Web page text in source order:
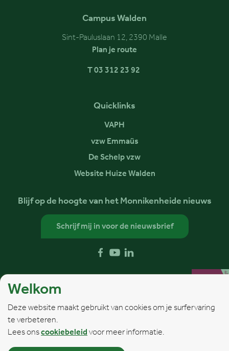
Campus Walden
Sint-Pauluslaan 12, 2390 Malle
Plan je route
T 03 312 23 92
Quicklinks
VAPH
vzw Emmaüs
De Schelp vzw
Website Huize Walden
Blijf op de hoogte van het Monnikenheide nieuws
Schrijf mij in voor de nieuwsbrief
Volg ons op
FacebookYouTube
Webdesign © Sanmax Projects
Welkom
Deze website maakt gebruikt van cookies om je surfervaring
te verbeteren.
Lees onscookiebeleid voor meer informatie.